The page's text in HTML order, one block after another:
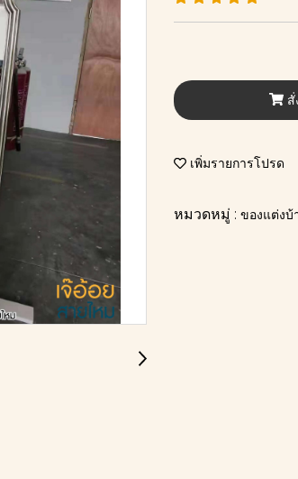
เพิ่มรายการโปรด
หมวดหมู่ : ของแต่งบ้